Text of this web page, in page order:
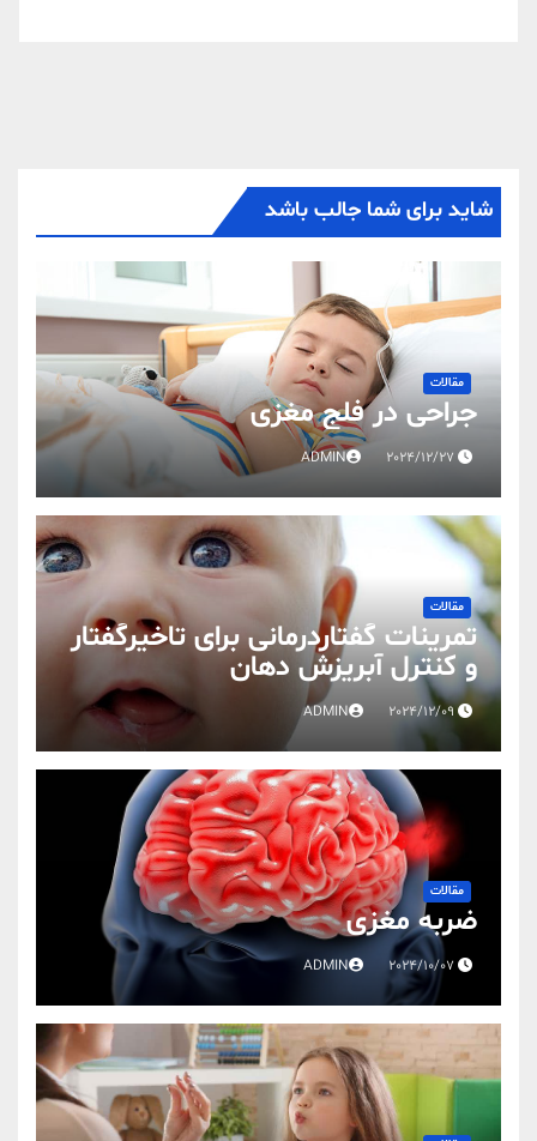
شاید برای شما جالب باشد
مقالات
جراحی در فلج مغزی
2024/12/27
ADMIN
مقالات
تمرینات گفتاردرمانی برای تاخیرگفتار
و کنترل آبریزش دهان
2024/12/09
ADMIN
مقالات
ضربه مغزی
2024/10/07
ADMIN